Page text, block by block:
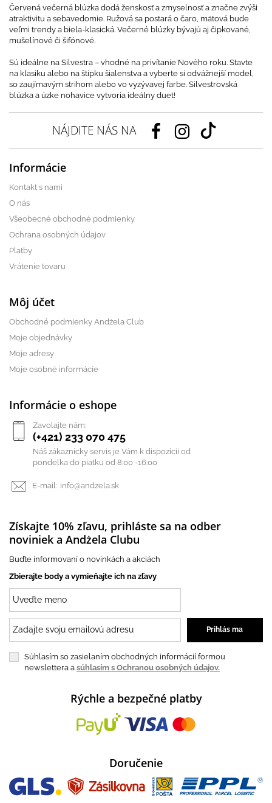
Červená večerná blúzka dodá ženskosť a zmyselnosť a značne zvýši
atraktivitu a sebavedomie. Ružová sa postará o čaro, mätová bude
veľmi trendy a biela-klasická. Večerné blúzky bývajú aj čipkované,
mušelínové či šifónové.
Sú ideálne na Silvestra – vhodné na privítanie Nového roku. Stavte
na klasiku alebo na štipku šialenstva a vyberte si odvážnejší model,
so zaujímavým strihom alebo vo vyzývavej farbe. Silvestrovská
blúzka a úzke nohavice vytvoria ideálny duet!
NÁJDITE NÁS NA
Informácie
Kontakt s nami
O nás
Všeobecné obchodné podmienky
Ochrana osobných údajov
Platby
Vrátenie tovaru
Môj účet
Obchodné podmienky Andżela Club
Moje objednávky
Moje adresy
Moje osobné informácie
Informácie o eshope
Zavolajte nám:
(+421) 233 070 475
Náš zákaznícky servis je Vám k dispozícii od
pondelka do piatku od 8:00 -16:00
E-mail: info@andzela.sk
Získajte 10% zľavu, prihláste sa na odber
noviniek a Andżela Clubu
Buďte informovaní o novinkách a akciách
Zbierajte body a vymieňajte ich na zľavy
Súhlasím so zasielaním obchodných informácií formou
newslettera a súhlasím s Ochranou osobných údajov.
Rýchle a bezpečné platby
Doručenie